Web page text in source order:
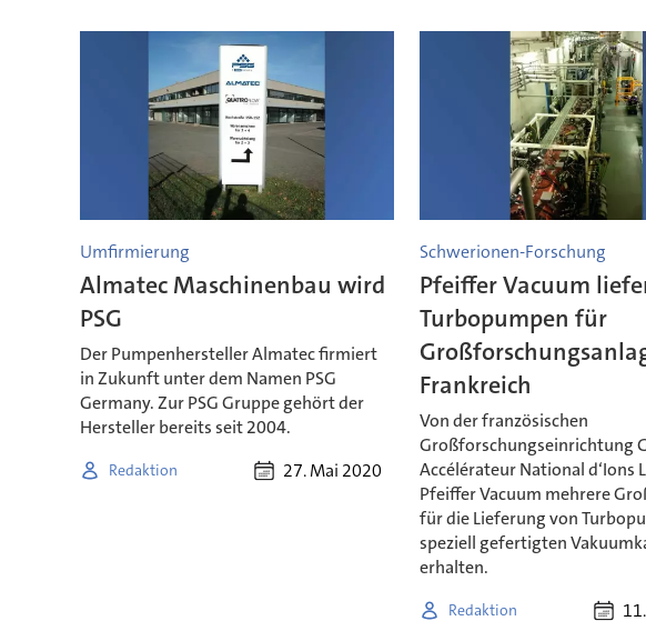
Umfirmierung
Almatec Maschinenbau wird
PSG
Der Pumpenhersteller Almatec firmiert
in Zukunft unter dem Namen PSG
Germany. Zur PSG Gruppe gehört der
Hersteller bereits seit 2004.
Redaktion 27. Mai 2020
Schwerionen-Forschung
Pfeiffer Vacuum
Turbopumpen für
Frankreich
Von der französischen
Großforschungseinrichtung
Accélérateur National d‘Ions
Pfeiffer Vacuum mehrere
für die Lieferung von
speziell gefertigten
erhalten.
Redaktion